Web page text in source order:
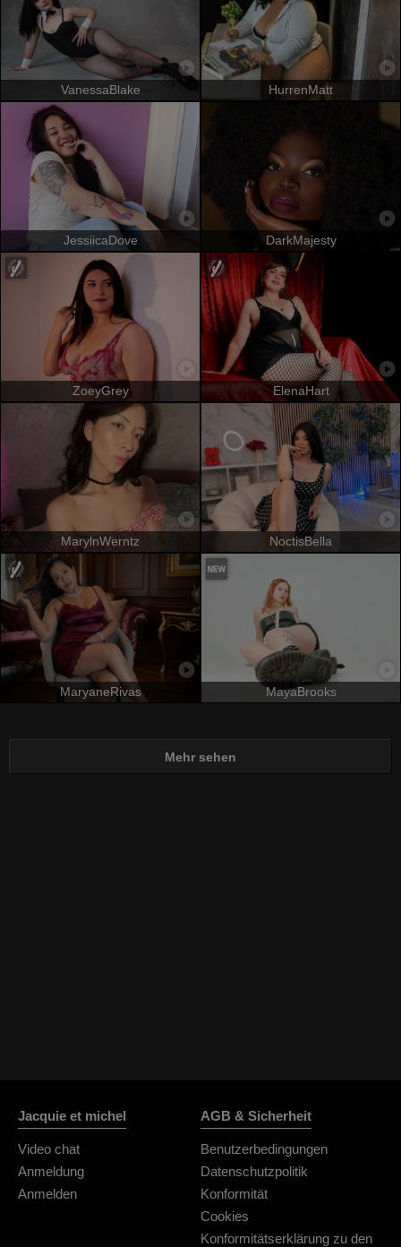
VanessaBlake HurrenMatt
JessiicaDove DarkMajesty
ZoeyGrey ElenaHart
MarylnWerntz NoctisBella
MaryaneRivas MayaBrooks
Mehr sehen
Jacquie et michel
Video chat
Anmeldung
Anmelden
AGB & Sicherheit
Benutzerbedingungen
Datenschutzpolitik
Konformität
Cookies
Konformitätserklärung zu den